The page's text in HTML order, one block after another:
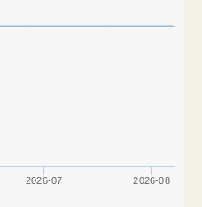
2026-07 2026-08